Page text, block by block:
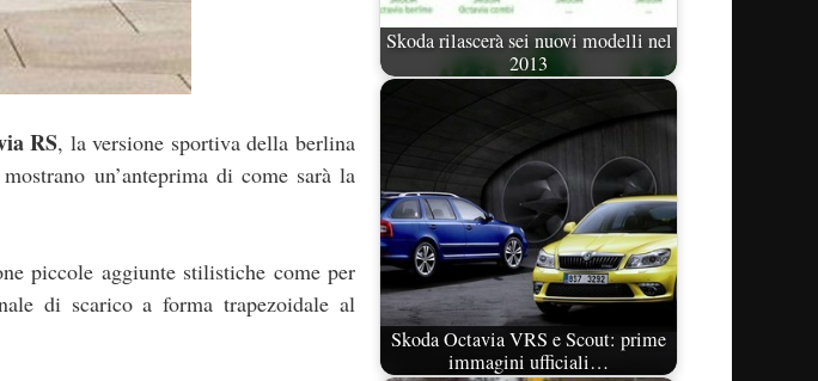
RS, la versione sportiva della berlina
un’anteprima di come sarà la
piccole aggiunte stilistiche come per
di scarico a forma trapezoidale al
Skoda rilascerà sei nuovi modelli nel
2013
Skoda Octavia VRS e Scout: prime
immagini ufficiali…